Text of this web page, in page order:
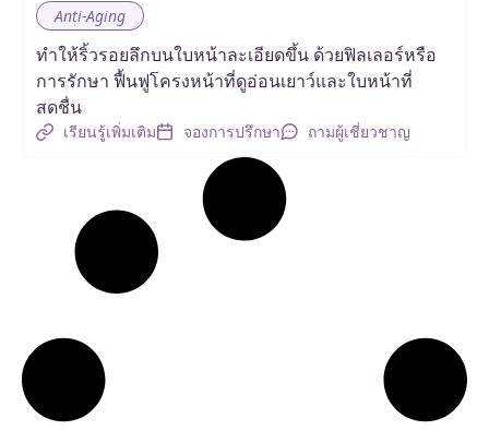
Anti-Aging
ทำให้ริ้วรอยลึกบนใบหน้าละเอียดขึ้น ด้วยฟิลเลอร์หรือ
การรักษา ฟื้นฟูโครงหน้าที่ดูอ่อนเยาว์และใบหน้าที่
สดชื่น
เรียนรู้เพิ่มเติม จองการปรึกษา ถามผู้เชี่ยวชาญ